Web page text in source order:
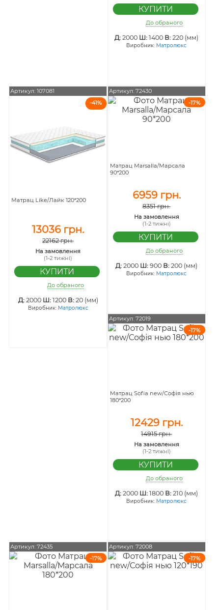
До обраного
Д:2000 Ш:1400 В:220 (мм)
Виробник: Матролюкс
Артикул: 107081
-41%
Матрац Like/Лайк 120*200
13036 грн.
22162 грн.
На замовлення
(1-2 тижні)
До обраного
Д: 2000Ш: 1200В: 20 (мм)
Виробник: Матролюкс
Артикул: 72430
-17%
Матрац Marsalla/Марсала
90*200
6959 грн.
8351 грн.
На замовлення
(1-2 тижні)
До обраного
Д:2000 Ш:900 В:200 (мм)
Виробник: Матролюкс
Артикул: 72019
-17%
Матрац Sofia new/Софія нью
180*200
12429 грн.
14915 грн.
На замовлення
(1-2 тижні)
До обраного
Д:2000 Ш:1800 В:210 (мм)
Виробник: Матролюкс
Артикул: 72435
-17%
Артикул: 72008
-17%